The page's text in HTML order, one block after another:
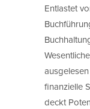
Entlastet
finanzielle
deckt